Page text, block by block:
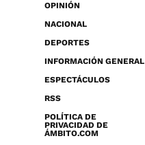
OPINIÓN
NACIONAL
DEPORTES
INFORMACIÓN GENERAL
ESPECTÁCULOS
RSS
POLÍTICA DE
PRIVACIDAD DE
ÁMBITO.COM